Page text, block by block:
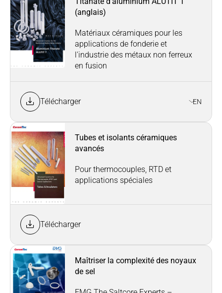
(anglais)
Matériaux céramiques pour les
applications de fonderie et
l'industrie des métaux non ferreux
en fusion
Télécharger EN
Tubes et isolants céramiques
avancés
Pour thermocouples, RTD et
applications spéciales
Télécharger
Maîtriser la complexité des noyaux
de sel